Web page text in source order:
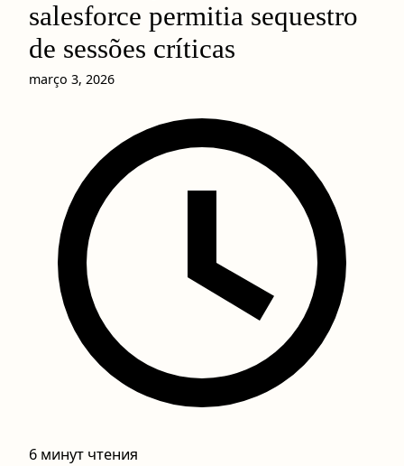
salesforce permitia sequestro
de sessões críticas
março 3, 2026
6 минут чтения